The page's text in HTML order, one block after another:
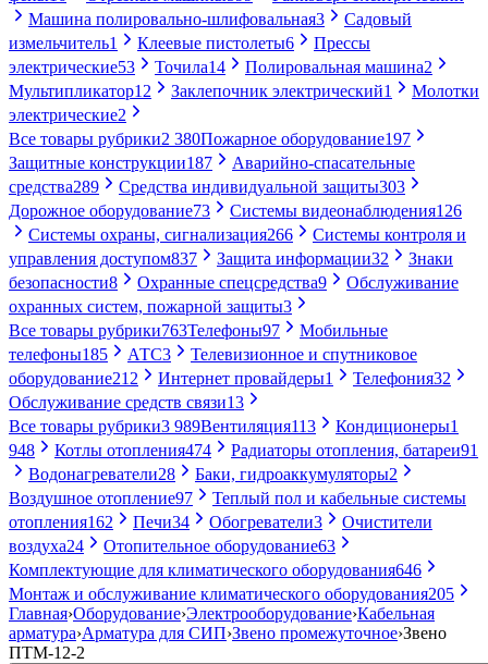
Машина полировально-шлифовальная3
Садовый
измельчитель1 Клеевые пистолеты6
Прессы
электрические53 Точила14 Полировальная машина2
Мультипликатор12 Заклепочник электрический1
Молотки
электрические2
Все товары рубрики2 380Пожарное оборудование197
Защитные конструкции187
Аварийно-спасательные
средства289 Средства индивидуальной защиты303
Дорожное оборудование73 Системы видеонаблюдения126
Системы охраны, сигнализация266
Системы контроля и
управления доступом837 Защита информации32
Знаки
безопасности8 Охранные спецсредства9
Обслуживание
охранных систем, пожарной защиты3
Все товары рубрики763Телефоны97
Мобильные
телефоны185 АТС3
Телевизионное и спутниковое
оборудование212 Интернет провайдеры1 Телефония32
Обслуживание средств связи13
Все товары рубрики3 989Вентиляция113 Кондиционеры1
948
Котлы отопления474 Радиаторы отопления, батареи91
Водонагреватели28 Баки, гидроаккумуляторы2
Воздушное отопление97
Теплый пол и кабельные системы
отопления162 Печи34 Обогреватели3
Очистители
воздуха24 Отопительное оборудование63
Комплектующие для климатического оборудования646
Монтаж и обслуживание климатического оборудования205
Главная›Оборудование›Электрооборудование›Кабельная
арматура›Арматура для СИП›Звено промежуточное›Звено
ПТМ-12-2